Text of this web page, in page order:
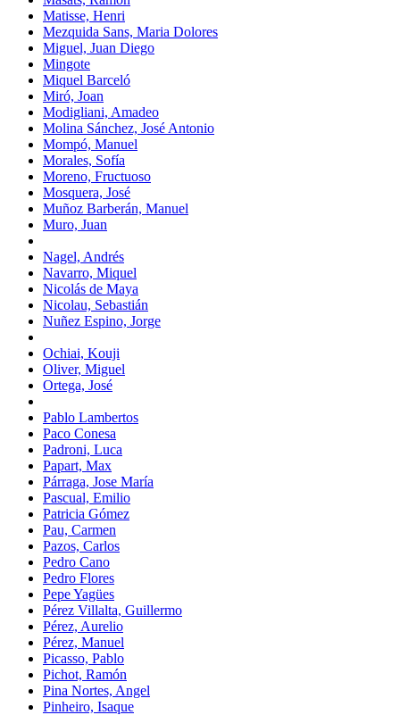
Matisse, Henri
Mezquida Sans, Maria Dolores
Miguel, Juan Diego
Mingote
Miquel Barceló
Miró, Joan
Modigliani, Amadeo
Molina Sánchez, José Antonio
Mompó, Manuel
Morales, Sofía
Moreno, Fructuoso
Mosquera, José
Muñoz Barberán, Manuel
Muro, Juan
Nagel, Andrés
Navarro, Miquel
Nicolás de Maya
Nicolau, Sebastián
Nuñez Espino, Jorge
Ochiai, Kouji
Oliver, Miguel
Ortega, José
Pablo Lambertos
Paco Conesa
Padroni, Luca
Papart, Max
Párraga, Jose María
Pascual, Emilio
Patricia Gómez
Pau, Carmen
Pazos, Carlos
Pedro Cano
Pedro Flores
Pepe Yagües
Pérez Villalta, Guillermo
Pérez, Aurelio
Pérez, Manuel
Picasso, Pablo
Pichot, Ramón
Pina Nortes, Angel
Pinheiro, Isaque